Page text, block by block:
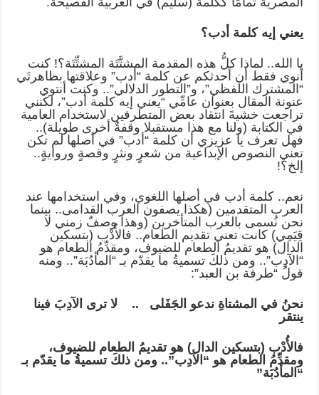
يعني إيه كلمة أدب؟
يا الله.. لماذا كلُّ هذه المقدمة المشتَّتَة المشتِّتَة؟! كنت
أنوي فقط أن أحدثكم عن كلمة “أدب” وعلاقتها بظاهرتَي
“المشترك اللفظي”، و”التطور الدلالي”.. وكنت أنتوي
عنونة المقال بعنوان عامِّي “يعني إيه كلمة أدب”، لكنني
تراجعت خشيةَ انتقاد بعض المتطرفين لاستخدام العامية
في الكتابة (ولنا مع هذا مستقبلا وقفةٌ أخرى طويلة)..
فهل تعرف يا عزيزي أن كلمة “أدب” في أصلها لم تكن
تعني النصوص الإبداعية من شعرٍ ونثرٍ وقصةٍ وروايةٍ..
إلخ؟!
نعم.. كلمة أدب في أصلها اللغوي، وفي استخدامها عند
العرب المتقدمين (هكذا يصفون العرب القدامى.. بينما
نحن نُسمى بالعرب المتأخرين (وهذا وصفٌ زمني لا
قِيَمِي) كانت تعني تقديم الطعام.. فالأُدْب (بتسكين
الدال) هو تقديمُ الطعام للضيوف، ومقدِّمُ الطعام هو
“الآدِب”.. ومن ذلكَ تسميةُ ما يقدّم بـ “المأدُبَة”.. ومنه
قولُ “طرفة بن العبد”:
نحنُ في المشتاةِ ندعو الجَفَلى .. لا ترى الآدِبَ فينا
ينتقر
فالأُدْب (بتسكين الدال) هو تقديمُ الطعام للضيوف،
ومقدِّمُ الطعام هو “الآدِب”.. ومن ذلكَ تسميةُ ما يقدّم بـ
“المأدُبَة”